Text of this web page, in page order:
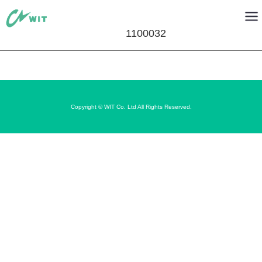
1100032
Copyright © WIT Co. Ltd All Rights Reserved.